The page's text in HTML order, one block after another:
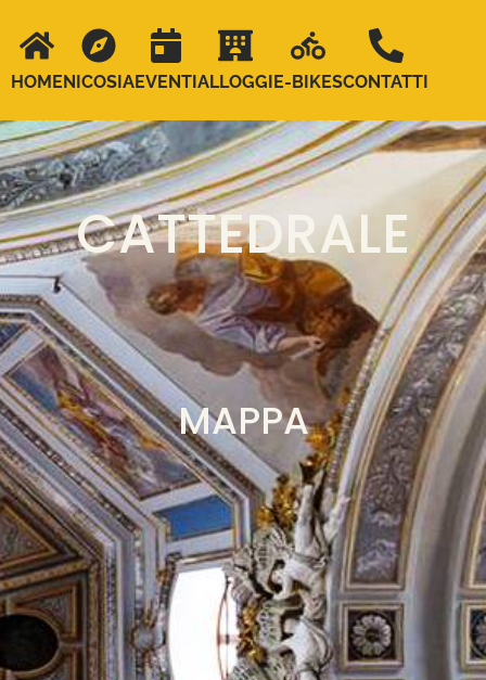
HOMENICOSIAEVENTIALLOGGIE-BIKESCONTATTI
CATTEDRALE
MAPPA